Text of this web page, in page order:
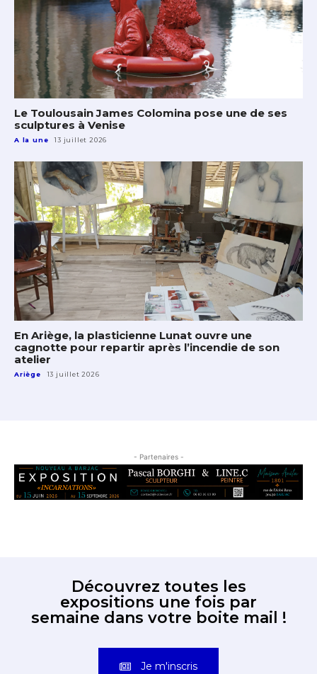
Le Toulousain James Colomina pose une de ses
sculptures à Venise
A la une 13 juillet 2026
En Ariège, la plasticienne Lunat ouvre une
cagnotte pour repartir après l’incendie de son
atelier
Ariège 13 juillet 2026
- Partenaires -
Découvrez toutes les
expositions une fois par
semaine dans votre boite mail !
Je m'inscris